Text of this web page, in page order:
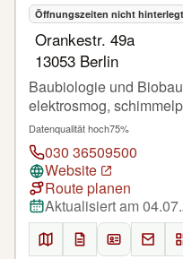
Öffnungszeiten nicht hinterlegt
Orankestr. 49a
13053 Berlin
Baubiologie und
elektrosmog,
Datenqualität hoch75%
030 36509500
Website
Route planen
Aktualisiert am